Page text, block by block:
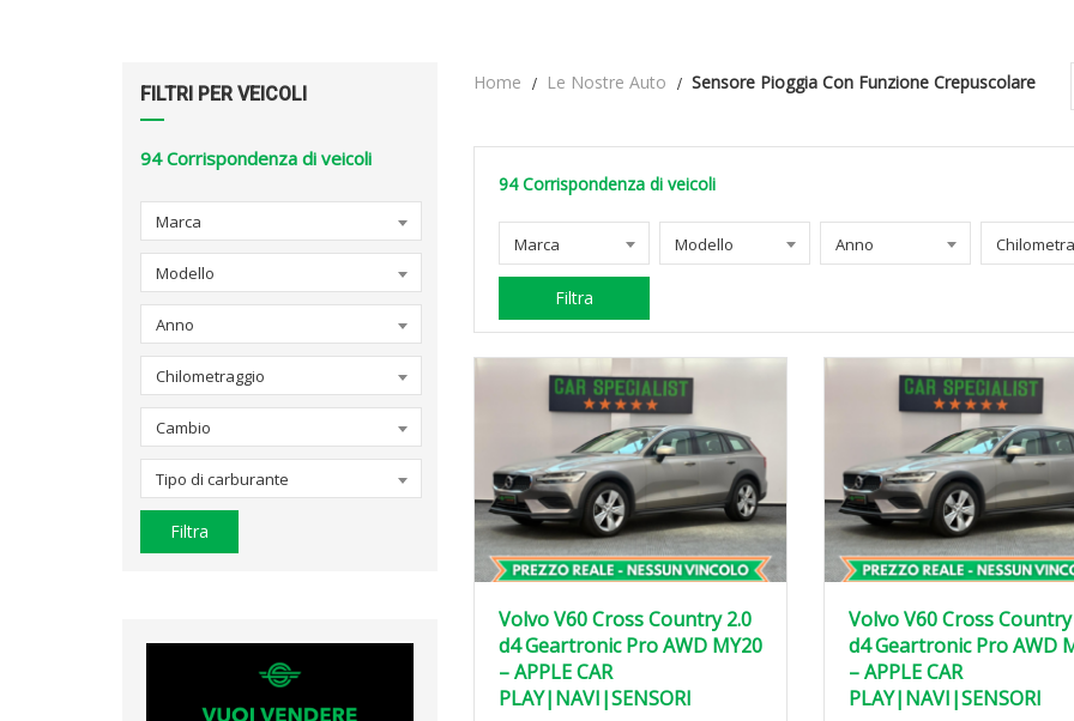
FILTRI PER VEICOLI
94 Corrispondenza di veicoli
Marca
Modello
Anno
Chilometraggio
Cambio
Tipo di carburante
Filtra
Home Le Nostre Auto Sensore Pioggia Con Funzione Crepuscolare
94 Corrispondenza di veicoli
Marca Modello Anno
Filtra
Volvo V60 Cross Country 2.0
d4 Geartronic Pro AWD MY20
– APPLE CAR
PLAY|NAVI|SENSORI
Volvo V60 Cross Country
d4 Geartronic Pro AWD
– APPLE CAR
PLAY|NAVI|SENSORI